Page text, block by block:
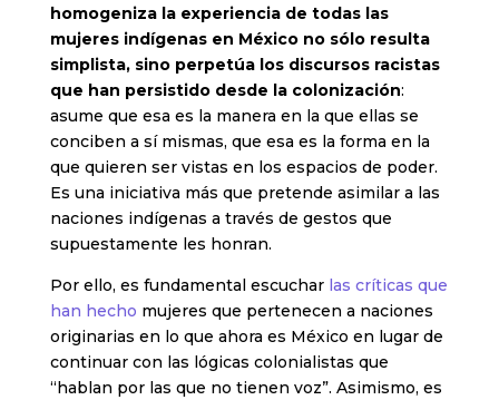
homogeniza la experiencia de todas las
mujeres indígenas en México no sólo resulta
simplista, sino perpetúa los discursos racistas
que han persistido desde la colonización:
asume que esa es la manera en la que ellas se
conciben a sí mismas, que esa es la forma en la
que quieren ser vistas en los espacios de poder.
Es una iniciativa más que pretende asimilar a las
naciones indígenas a través de gestos que
supuestamente les honran.
Por ello, es fundamental escuchar las críticas que
han hecho mujeres que pertenecen a naciones
originarias en lo que ahora es México en lugar de
continuar con las lógicas colonialistas que
“hablan por las que no tienen voz”. Asimismo, es